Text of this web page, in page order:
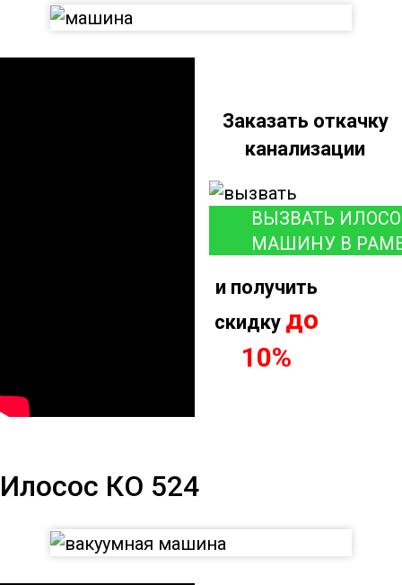
Заказать откачку
канализации
ВЫЗВАТЬ
МАШИНУ В
и получить
скидку до
10%
Илосос КО 524